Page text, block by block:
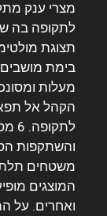
לתקופה בה
תצוגת
מעלות
הקהל אל
והשתקפות
משטחים תלת
המוצגים
ואחרים. על